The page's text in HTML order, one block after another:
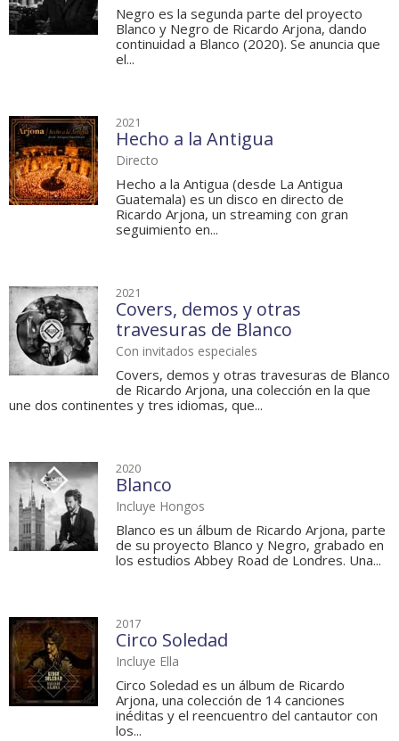
Negro es la segunda parte del proyecto
Blanco y Negro de Ricardo Arjona, dando
continuidad a Blanco (2020). Se anuncia que
el...
2021
Hecho a la Antigua
Directo
Hecho a la Antigua (desde La Antigua
Guatemala) es un disco en directo de
Ricardo Arjona, un streaming con gran
seguimiento en...
2021
Covers, demos y otras
travesuras de Blanco
Con invitados especiales
Covers, demos y otras travesuras de Blanco
de Ricardo Arjona, una colección en la que
une dos continentes y tres idiomas, que...
2020
Blanco
Incluye Hongos
Blanco es un álbum de Ricardo Arjona, parte
de su proyecto Blanco y Negro, grabado en
los estudios Abbey Road de Londres. Una...
2017
Circo Soledad
Incluye Ella
Circo Soledad es un álbum de Ricardo
Arjona, una colección de 14 canciones
inéditas y el reencuentro del cantautor con
los...